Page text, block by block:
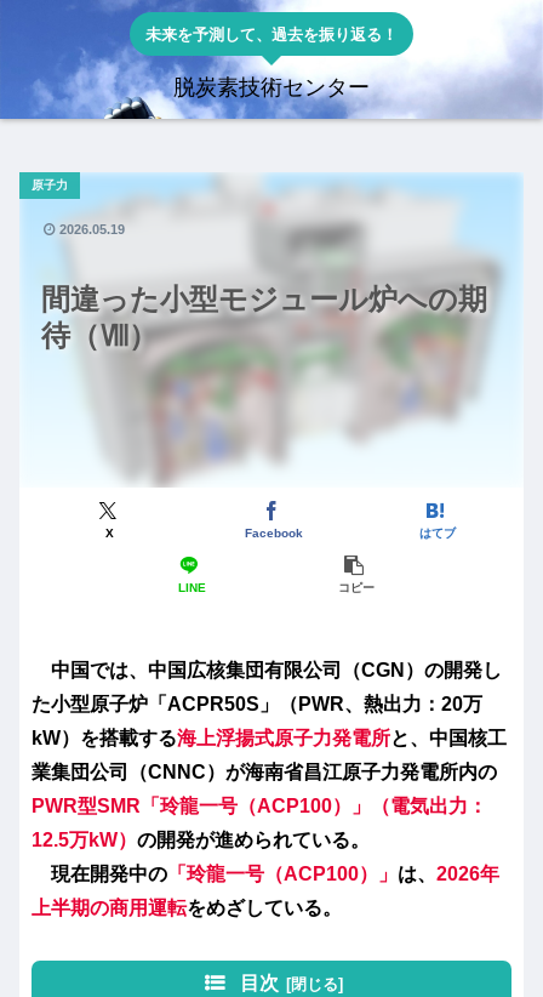
未来を予測して、過去を振り返る！
脱炭素技術センター
間違った小型モジュール炉への期
待（Ⅷ）
原子力
X Facebook はてブ
LINE コピー
2026.05.19
中国では、中国広核集団有限公司（CGN）の開発し
た小型原子炉「 ACPR50S 」（PWR、熱出力：20万
kW）を搭載する海上浮揚式原子力発電所と、中国核工
業集団公司（CNNC）が海南省昌江原子力発電所内の
PWR型SMR「玲龍一号（ACP100）」（電気出力：
12.5万kW） の開発が進められている。
現在開発中の 「玲龍一号（ACP100）」 は、 2026年
上半期の商用運転をめざしている。
目次